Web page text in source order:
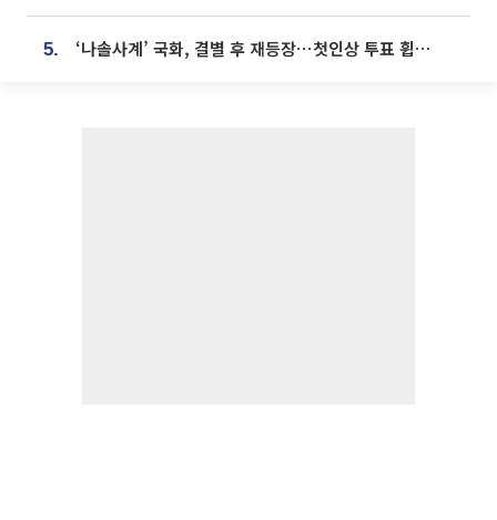
5. ‘나솔사계’ 국화, 결별 후 재등장⋯첫인상 투표 휩쓸고 ‘인기녀’ 등극